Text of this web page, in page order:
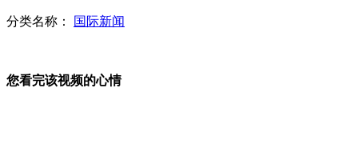
扬州政法委书记女儿毕业3年升副处
分类名称： 国际新闻
您看完该视频的心情